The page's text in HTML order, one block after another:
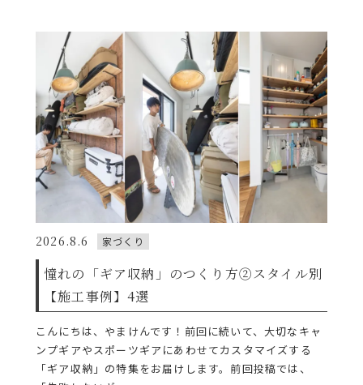
2026.8.6 家づくり
憧れの「ギア収納」のつくり方②スタイル別
【施工事例】4選
こんにちは、やまけんです！前回に続いて、大切なキャ
ンプギアやスポーツギアにあわせてカスタマイズする
「ギア収納」の特集をお届けします。前回投稿では、